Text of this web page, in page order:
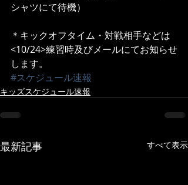
シャツにて待機）
＊キックオフタイム・対戦相手などは
<10/24>練習時及びメールにてお知らせ
します。
#スケジュール速報
キッズスケジュール速報
最新記事 すべて表示